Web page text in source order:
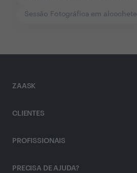
Sessão Fotográfica em alcochete
ZAASK
CLIENTES
PROFISSIONAIS
PRECISA DE AJUDA?